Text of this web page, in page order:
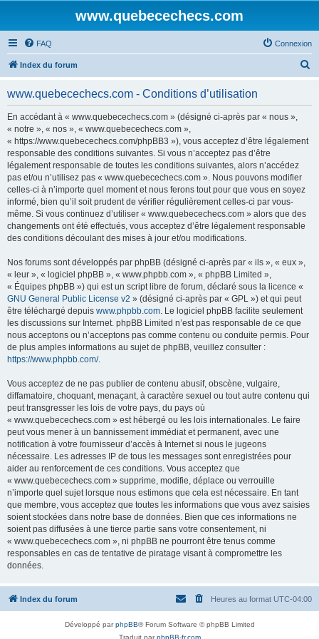
www.quebecechecs.com
FAQ Connexion
Index du forum
www.quebecechecs.com - Conditions d’utilisation
En accédant à « www.quebecechecs.com » (désigné ci-après par « nous »,
« notre », « nos », « www.quebecechecs.com »,
« https://www.quebecechecs.com/phpBB3 »), vous acceptez d’être légalement
responsable des conditions suivantes. Si vous n’acceptez pas d’être
légalement responsable de toutes les conditions suivantes, alors n’accédez
pas et/ou n’utilisez pas « www.quebecechecs.com ». Nous pouvons modifier
celles-ci à n’importe quel moment et nous ferons tout pour que vous en soyez
informé, bien qu’il soit prudent de vérifier régulièrement celles-ci par vous-
même. Si vous continuez d’utiliser « www.quebecechecs.com » alors que des
changements ont été effectués, vous acceptez d’être légalement responsable
des conditions découlant des mises à jour et/ou modifications.
Nos forums sont développés par phpBB (désigné ci-après par « ils », « eux »,
« leur », « logiciel phpBB », « www.phpbb.com », « phpBB Limited »,
« Équipes phpBB ») qui est un script libre de forum, déclaré sous la licence «
GNU General Public License v2 » (désigné ci-après par « GPL ») et qui peut
être téléchargé depuis www.phpbb.com. Le logiciel phpBB facilite seulement
les discussions sur Internet. phpBB Limited n’est pas responsable de ce que
nous acceptons ou n’acceptons pas comme contenu ou conduite permis. Pour
de plus amples informations au sujet de phpBB, veuillez consulter :
https://www.phpbb.com/.
Vous acceptez de ne pas publier de contenu abusif, obscène, vulgaire,
diffamatoire, choquant, menaçant, à caractère sexuel ou tout autre contenu qui
peut transgresser les lois de votre pays, du pays où
« www.quebecechecs.com » est hébergé ou les lois internationales. Le faire
peut vous mener à un bannissement immédiat et permanent, avec une
notification à votre fournisseur d’accès à Internet si nous le jugeons
nécessaire. Les adresses IP de tous les messages sont enregistrées pour
aider au renforcement de ces conditions. Vous acceptez que
« www.quebecechecs.com » supprime, modifie, déplace ou verrouille
n’importe quel sujet lorsque nous estimons que cela est nécessaire. En tant
que membre, vous acceptez que toutes les informations que vous avez saisies
soient stockées dans notre base de données. Bien que ces informations ne
soient pas diffusées à une tierce partie sans votre consentement, ni
« www.quebecechecs.com », ni phpBB ne pourront être tenus comme
responsables en cas de tentative de piratage visant à compromettre les
données.
Index du forum Heures au format UTC-04:00
Développé parphpBB® Forum Software © phpBB Limited
Traduit parphpBB-fr.com